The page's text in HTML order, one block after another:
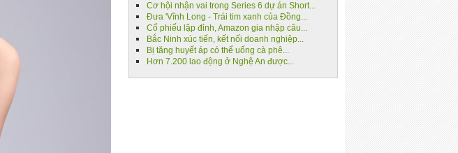
Cơ hội nhận vai trong Series 6 dự án Short...
Đưa 'Vĩnh Long - Trái tim xanh của Đồng...
Cổ phiếu lập đỉnh, Amazon gia nhập câu...
Bắc Ninh xúc tiến, kết nối doanh nghiệp...
Bị tăng huyết áp có thể uống cà phê...
Hơn 7.200 lao động ở Nghệ An được...